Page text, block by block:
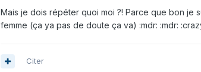
Mais je dois répéter quoi moi ?! Parce que bon je
femme (ça ya pas de doute ça va) :mdr: :mdr:
Citer